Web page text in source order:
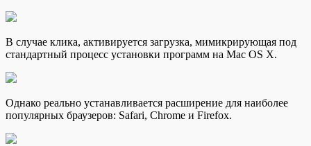
В случае клика, активируется загрузка, мимикрирующая под
стандартный процесс установки программ на Mac OS X.
Однако реально устанавливается расширение для наиболее
популярных браузеров: Safari, Chrome и Firefox.